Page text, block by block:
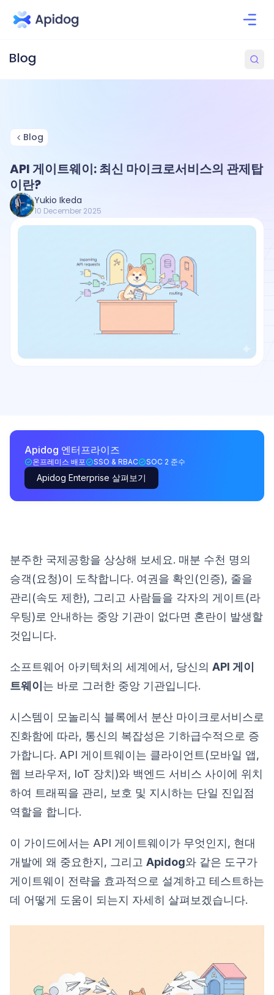
Blog
API 게이트웨이: 최신 마이크로서비스의 관제탑
이란?
Yukio Ikeda
10 December 2025
Apidog 엔터프라이즈
온프레미스 배포 SSO & RBAC SOC 2 준수
Apidog Enterprise 살펴보기
분주한 국제공항을 상상해 보세요. 매분 수천 명의
승객(요청)이 도착합니다. 여권을 확인(인증), 줄을
관리(속도 제한), 그리고 사람들을 각자의 게이트(라
우팅)로 안내하는 중앙 기관이 없다면 혼란이 발생할
것입니다.
소프트웨어 아키텍처의 세계에서, 당신의 API 게이
트웨이는 바로 그러한 중앙 기관입니다.
시스템이 모놀리식 블록에서 분산 마이크로서비스로
진화함에 따라, 통신의 복잡성은 기하급수적으로 증
가합니다. API 게이트웨이는 클라이언트(모바일 앱,
웹 브라우저, IoT 장치)와 백엔드 서비스 사이에 위치
하여 트래픽을 관리, 보호 및 지시하는 단일 진입점
역할을 합니다.
이 가이드에서는 API 게이트웨이가 무엇인지, 현대
개발에 왜 중요한지, 그리고 Apidog와 같은 도구가
게이트웨이 전략을 효과적으로 설계하고 테스트하는
데 어떻게 도움이 되는지 자세히 살펴보겠습니다.